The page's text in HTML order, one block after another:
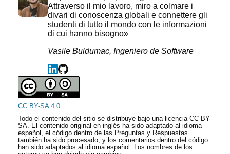
Attraverso il mio lavoro, miro a colmare i
divari di conoscenza globali e connettere gli
studenti di tutto il mondo con le informazioni
di cui hanno bisogno»
Vasile Buldumac, Ingeniero de Software
CC BY-SA 4.0
Todo el contenido del sitio se distribuye bajo una licencia CC BY-
SA. El contenido original en inglés ha sido adaptado al idioma
español, el código dentro de las Preguntas y Respuestas
también ha sido procesado, y los comentarios dentro del código
han sido adaptados al idioma español. Los nombres de los